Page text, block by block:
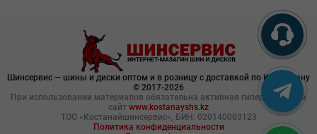
Шинсервис — шины и диски оптом и в розницу с доставкой по Казахстану
© 2017-2026
При использовании материалов обязательна активная гиперссылка на
сайт www.kostanayshs.kz
ТОО «Костанайшинсервис», БИН: 020140003123
Политика конфиденциальности